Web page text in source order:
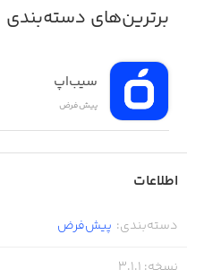
برترین‌های دسته‌بندی
سیب‌اپ
پیش‌فرض
اطلاعات
دسته‌بندی: پیش‌فرض
نسخه:
3.1.1